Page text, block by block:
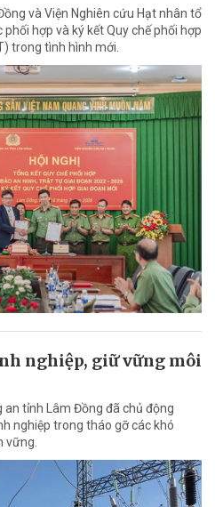
và Viện Nghiên cứu Hạt nhân tổ
hợp và ký kết Quy chế phối hợp
trong tình hình mới.
nghiệp, giữ vững môi
an tỉnh Lâm Đồng đã chủ động
nghiệp trong tháo gỡ các khó
vững.